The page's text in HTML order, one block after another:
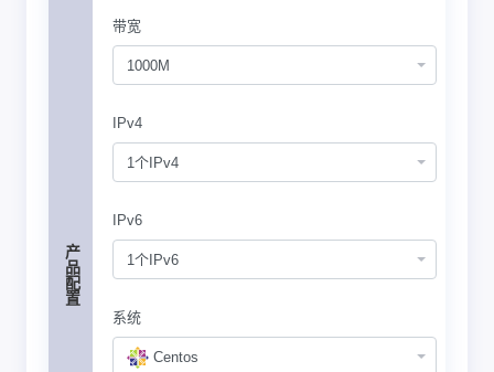
产品配置
带宽
1000M
IPv4
1个IPv4
IPv6
1个IPv6
系统
Centos